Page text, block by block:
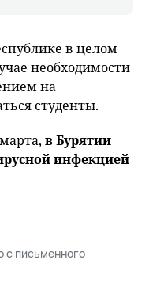
в целом
необходимости
на
студенты.
в Бурятии
инфекцией
с письменного